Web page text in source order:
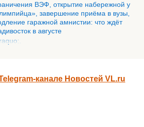
ВЭФ, открытие набережной у
завершение приёма в вузы,
гаражной амнистии: что ждёт
в августе
канале Новостей VL.ru